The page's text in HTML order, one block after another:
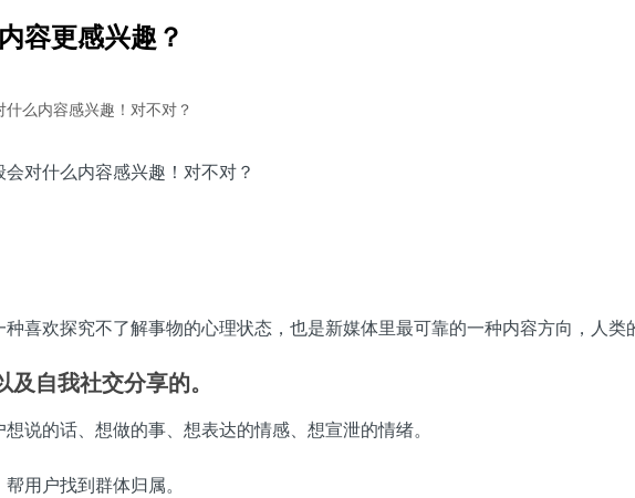
容更感兴趣？
么内容感兴趣！对不对？
对什么内容感兴趣！对不对？
喜欢探究不了解事物的心理状态，也是新媒体里最可靠的一种内容方向，人
自我社交分享的。
说的话、想做的事、想表达的情感、想宣泄的情绪。
用户找到群体归属。